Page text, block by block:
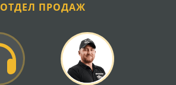
ОТДЕЛ ПРОДАЖ